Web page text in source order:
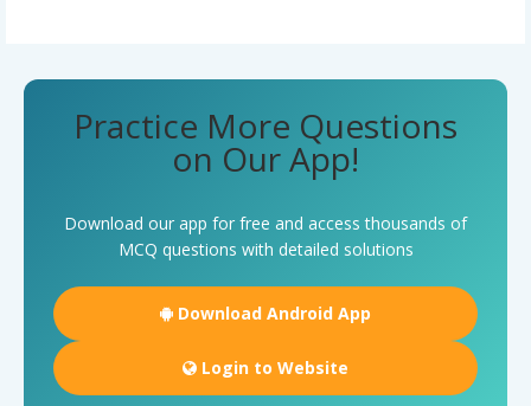
Practice More Questions
on Our App!
Download our app for free and access thousands of
MCQ questions with detailed solutions
Download Android App
Login to Website